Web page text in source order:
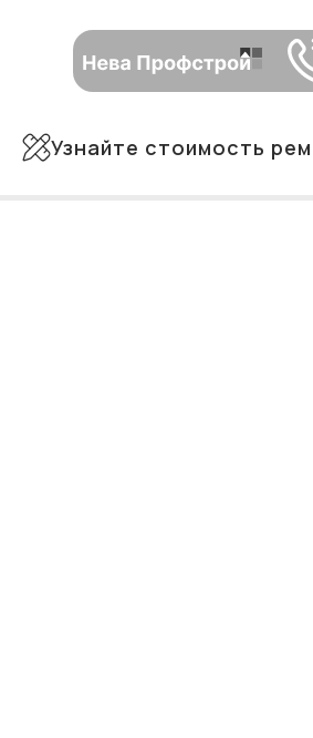
Узнайте стоимость